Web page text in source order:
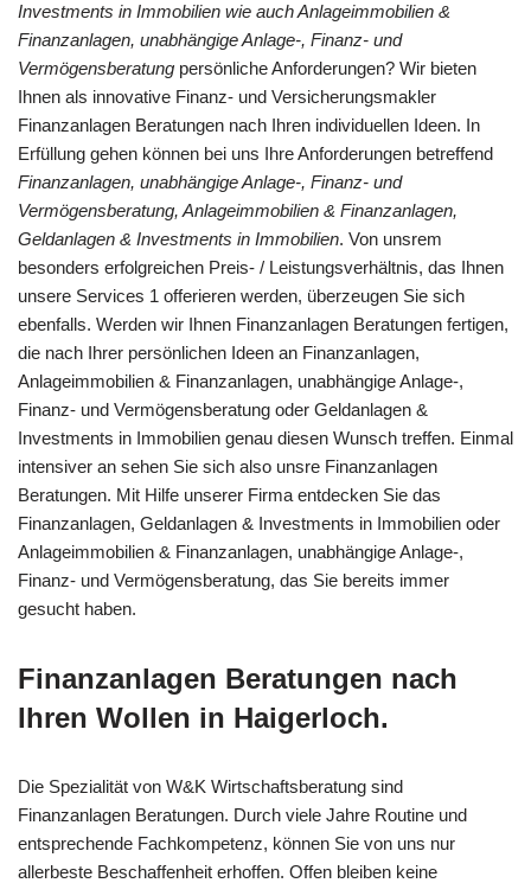
Investments in Immobilien wie auch Anlageimmobilien &
Finanzanlagen, unabhängige Anlage-, Finanz- und
Vermögensberatung persönliche Anforderungen? Wir bieten
Ihnen als innovative Finanz- und Versicherungsmakler
Finanzanlagen Beratungen nach Ihren individuellen Ideen. In
Erfüllung gehen können bei uns Ihre Anforderungen betreffend
Finanzanlagen, unabhängige Anlage-, Finanz- und
Vermögensberatung, Anlageimmobilien & Finanzanlagen,
Geldanlagen & Investments in Immobilien. Von unsrem
besonders erfolgreichen Preis- / Leistungsverhältnis, das Ihnen
unsere Services 1 offerieren werden, überzeugen Sie sich
ebenfalls. Werden wir Ihnen Finanzanlagen Beratungen fertigen,
die nach Ihrer persönlichen Ideen an Finanzanlagen,
Anlageimmobilien & Finanzanlagen, unabhängige Anlage-,
Finanz- und Vermögensberatung oder Geldanlagen &
Investments in Immobilien genau diesen Wunsch treffen. Einmal
intensiver an sehen Sie sich also unsre Finanzanlagen
Beratungen. Mit Hilfe unserer Firma entdecken Sie das
Finanzanlagen, Geldanlagen & Investments in Immobilien oder
Anlageimmobilien & Finanzanlagen, unabhängige Anlage-,
Finanz- und Vermögensberatung, das Sie bereits immer
gesucht haben.
Finanzanlagen Beratungen nach
Ihren Wollen in Haigerloch.
Die Spezialität von W&K Wirtschaftsberatung sind
Finanzanlagen Beratungen. Durch viele Jahre Routine und
entsprechende Fachkompetenz, können Sie von uns nur
allerbeste Beschaffenheit erhoffen. Offen bleiben keine